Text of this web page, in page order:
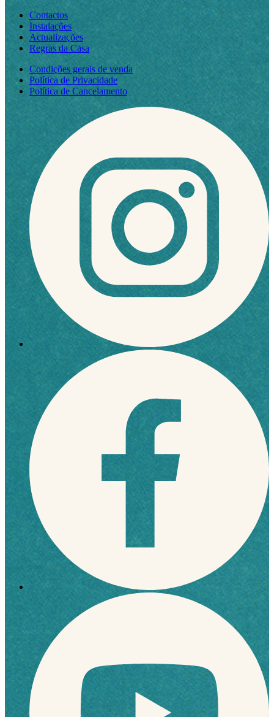
Contactos
Instalações
Actualizações
Regras da Casa
Condições gerais de venda
Política de Privacidade
Política de Cancelamento